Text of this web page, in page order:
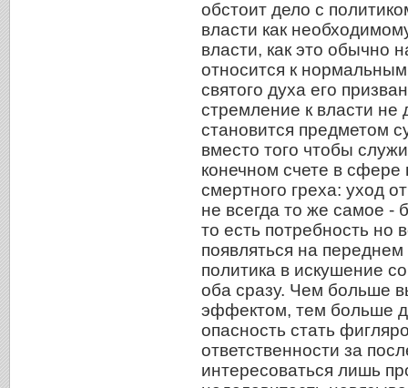
обстоит дело с
власти как
власти, как это обычно
относится к
святого духа его
стремление к власти не
становится предметом
вместо того чтобы
конечном счете в
смертного греха: уход
не всегда то же самое -
то есть потребность но
появляться на
политика в искушение
оба сразу. Чем больше
эффектом, тем больше
опасность стать
ответственности за
интересоваться лишь